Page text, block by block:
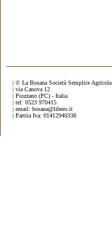
| © La Bosana Società Semplice Agricola
| via Canova 12
| Piozzano (PC) - Italia
| tel: 0523 970415
| email: bosana@libero.it
| Partita Iva: 01412940338